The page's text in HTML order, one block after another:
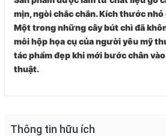
mịn, ngòi chắc chắn. Kích thước
Một trong những cây bút chì đã
mỗi hộp họa cụ của người yêu mỹ
tác phẩm đẹp khi mới bước chân
thuật.
Thông tin hữu ích